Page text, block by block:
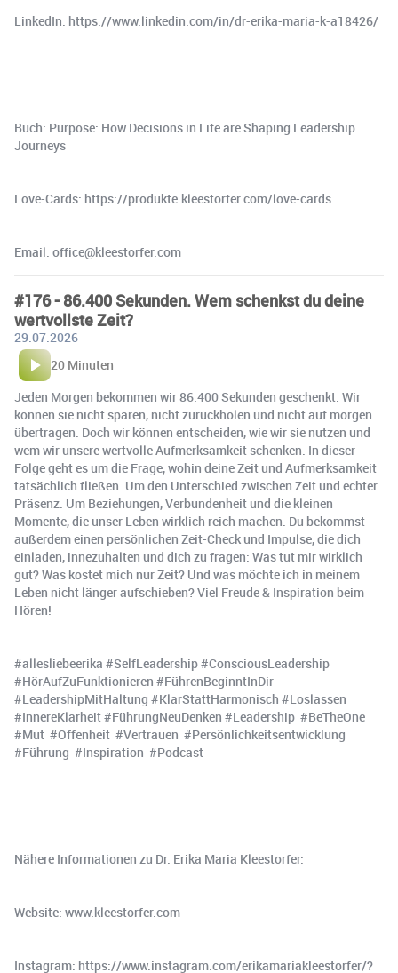
LinkedIn: https://www.linkedin.com/in/dr-erika-maria-k-a18426/
Buch: Purpose: How Decisions in Life are Shaping Leadership
Journeys
Love-Cards: https://produkte.kleestorfer.com/love-cards
Email: office@kleestorfer.com
#176 - 86.400 Sekunden. Wem schenkst du deine
wertvollste Zeit?
29.07.2026
20 Minuten
Jeden Morgen bekommen wir 86.400 Sekunden geschenkt. Wir
können sie nicht sparen, nicht zurückholen und nicht auf morgen
übertragen. Doch wir können entscheiden, wie wir sie nutzen und
wem wir unsere wertvolle Aufmerksamkeit schenken. In dieser
Folge geht es um die Frage, wohin deine Zeit und Aufmerksamkeit
tatsächlich fließen. Um den Unterschied zwischen Zeit und echter
Präsenz. Um Beziehungen, Verbundenheit und die kleinen
Momente, die unser Leben wirklich reich machen. Du bekommst
außerdem einen persönlichen Zeit-Check und Impulse, die dich
einladen, innezuhalten und dich zu fragen: Was tut mir wirklich
gut? Was kostet mich nur Zeit? Und was möchte ich in meinem
Leben nicht länger aufschieben? Viel Freude & Inspiration beim
Hören!
#allesliebeerika #SelfLeadership #ConsciousLeadership
#HörAufZuFunktionieren #FührenBeginntInDir
#LeadershipMitHaltung #KlarStattHarmonisch #Loslassen
#InnereKlarheit #FührungNeuDenken #Leadership #BeTheOne
#Mut #Offenheit #Vertrauen #Persönlichkeitsentwicklung
#Führung #Inspiration #Podcast
Nähere Informationen zu Dr. Erika Maria Kleestorfer:
Website: www.kleestorfer.com
Instagram: https://www.instagram.com/erikamariakleestorfer/?